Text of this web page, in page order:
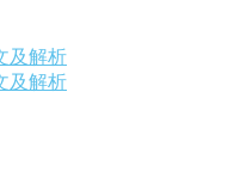
及解析
及解析